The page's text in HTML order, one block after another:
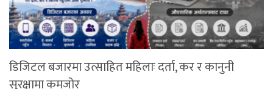
डिजिटल बजारमा उत्साहित महिलाः दर्ता, कर र कानुनी
सुरक्षामा कमजोर